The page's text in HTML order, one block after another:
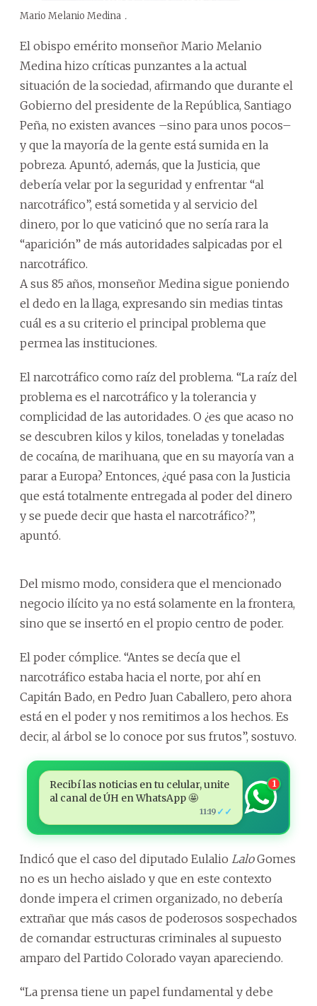
Mario Melanio Medina .
El obispo emérito monseñor Mario Melanio
Medina hizo críticas punzantes a la actual
situación de la sociedad, afirmando que durante el
Gobierno del presidente de la República, Santiago
Peña, no existen avances –sino para unos pocos–
y que la mayoría de la gente está sumida en la
pobreza. Apuntó, además, que la Justicia, que
debería velar por la seguridad y enfrentar “al
narcotráfico”, está sometida y al servicio del
dinero, por lo que vaticinó que no sería rara la
“aparición” de más autoridades salpicadas por el
narcotráfico.
A sus 85 años, monseñor Medina sigue poniendo
el dedo en la llaga, expresando sin medias tintas
cuál es a su criterio el principal problema que
permea las instituciones.
El narcotráfico como raíz del problema. “La raíz del
problema es el narcotráfico y la tolerancia y
complicidad de las autoridades. O ¿es que acaso no
se descubren kilos y kilos, toneladas y toneladas
de cocaína, de marihuana, que en su mayoría van a
parar a Europa? Entonces, ¿qué pasa con la Justicia
que está totalmente entregada al poder del dinero
y se puede decir que hasta el narcotráfico?”,
apuntó.
Del mismo modo, considera que el mencionado
negocio ilícito ya no está solamente en la frontera,
sino que se insertó en el propio centro de poder.
El poder cómplice. “Antes se decía que el
narcotráfico estaba hacia el norte, por ahí en
Capitán Bado, en Pedro Juan Caballero, pero ahora
está en el poder y nos remitimos a los hechos. Es
decir, al árbol se lo conoce por sus frutos”, sostuvo.
Recibí las noticias en tu celular, unite
al canal de ÚH en WhatsApp 🤩
11:19 ✓✓
1
Indicó que el caso del diputado Eulalio LaloGomes
no es un hecho aislado y que en este contexto
donde impera el crimen organizado, no debería
extrañar que más casos de poderosos sospechados
de comandar estructuras criminales al supuesto
amparo del Partido Colorado vayan apareciendo.
“La prensa tiene un papel fundamental y debe